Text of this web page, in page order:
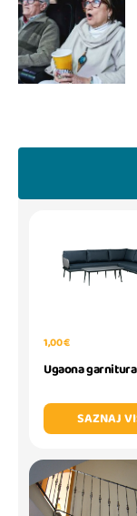
1,00 €
Ugaona
SAZNAJ